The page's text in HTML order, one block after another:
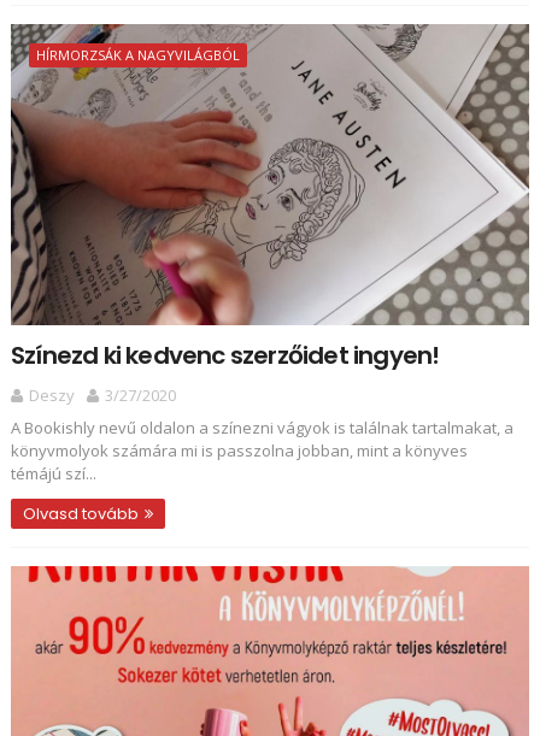
HÍRMORZSÁK A NAGYVILÁGBÓL
Színezd ki kedvenc szerzőidet ingyen!
Deszy
3/27/2020
A Bookishly nevű oldalon a színezni vágyok is találnak tartalmakat, a
könyvmolyok számára mi is passzolna jobban, mint a könyves
témájú szí...
Olvasd tovább